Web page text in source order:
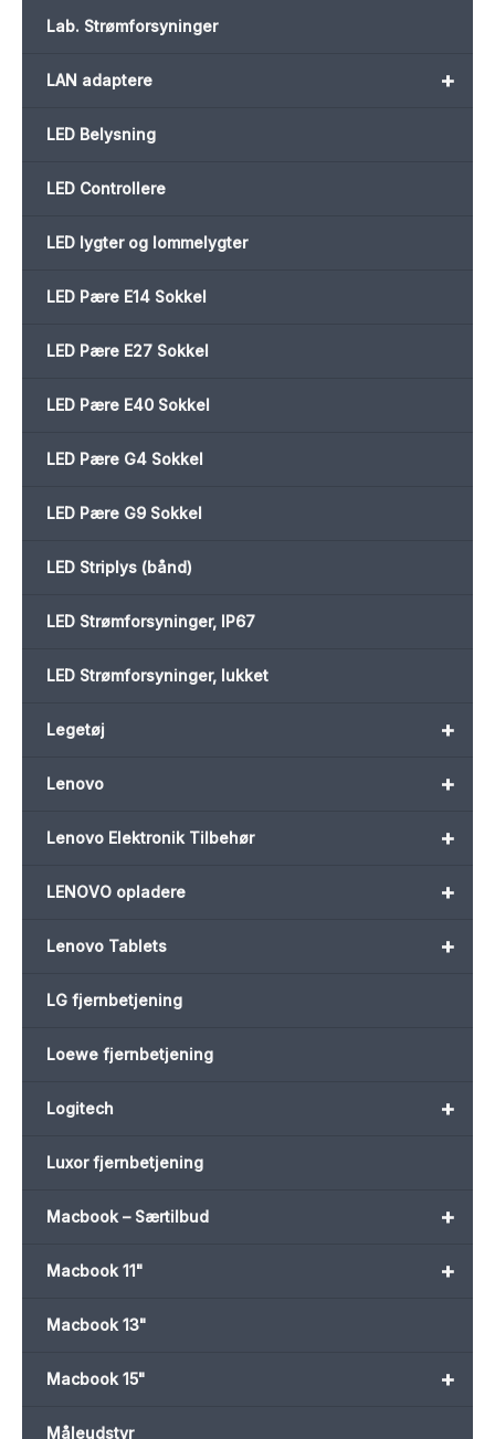
Lab. Strømforsyninger
+
LAN adaptere
LED Belysning
LED Controllere
LED lygter og lommelygter
LED Pære E14 Sokkel
LED Pære E27 Sokkel
LED Pære E40 Sokkel
LED Pære G4 Sokkel
LED Pære G9 Sokkel
LED Striplys (bånd)
LED Strømforsyninger, IP67
LED Strømforsyninger, lukket
+
Legetøj
+
Lenovo
+
Lenovo Elektronik Tilbehør
+
LENOVO opladere
+
Lenovo Tablets
LG fjernbetjening
Loewe fjernbetjening
+
Logitech
Luxor fjernbetjening
+
Macbook – Særtilbud
+
Macbook 11"
Macbook 13"
+
Macbook 15"
Måleudstyr